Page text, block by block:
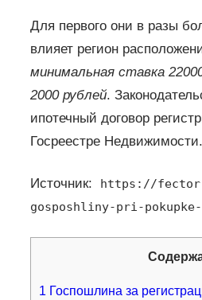
Для первого они в разы
влияет регион
минимальная ставка
2000 рублей.
ипотечный договор
Госреестре Недвижимости.
Источник:
https://
gosposhliny-pri-pokupke-
1 Госпошлина за